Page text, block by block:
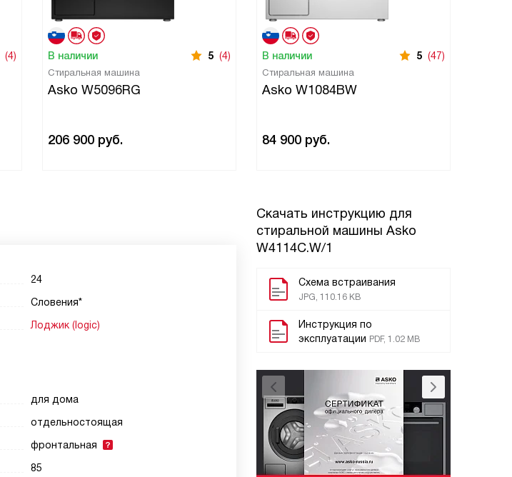
(4) В наличии 5 (4)
Стиральная машина
Asko W5096RG
206 900 руб.
В наличии 5 (47)
Стиральная машина
Asko W1084BW
84 900 руб.
Скачать инструкцию для
стиральной машины Asko
W4114C.W/1
Схема встраивания
JPG, 110.16 KB
Инструкция по
эксплуатации PDF, 1.02 MB
24
Словения*
Лоджик (logic)
для дома
отдельностоящая
фронтальная
85